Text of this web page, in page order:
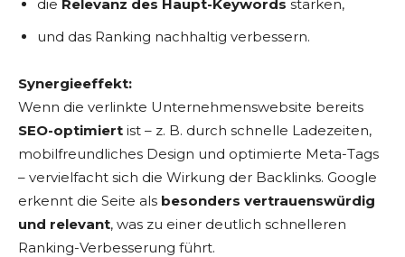
die Relevanz des Haupt-Keywords stärken,
und das Ranking nachhaltig verbessern.
Synergieeffekt:
Wenn die verlinkte Unternehmenswebsite bereits
SEO-optimiert ist – z. B. durch schnelle Ladezeiten,
mobilfreundliches Design und optimierte Meta-Tags
– vervielfacht sich die Wirkung der Backlinks. Google
erkennt die Seite als besonders vertrauenswürdig
und relevant, was zu einer deutlich schnelleren
Ranking-Verbesserung führt.